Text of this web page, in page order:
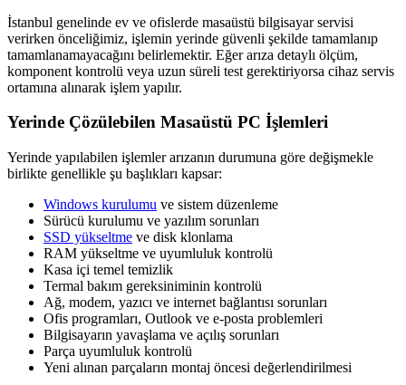
İstanbul genelinde ev ve ofislerde masaüstü bilgisayar servisi
verirken önceliğimiz, işlemin yerinde güvenli şekilde tamamlanıp
tamamlanamayacağını belirlemektir. Eğer arıza detaylı ölçüm,
komponent kontrolü veya uzun süreli test gerektiriyorsa cihaz servis
ortamına alınarak işlem yapılır.
Yerinde Çözülebilen Masaüstü PC İşlemleri
Yerinde yapılabilen işlemler arızanın durumuna göre değişmekle
birlikte genellikle şu başlıkları kapsar:
Windows kurulumu ve sistem düzenleme
Sürücü kurulumu ve yazılım sorunları
SSD yükseltme ve disk klonlama
RAM yükseltme ve uyumluluk kontrolü
Kasa içi temel temizlik
Termal bakım gereksiniminin kontrolü
Ağ, modem, yazıcı ve internet bağlantısı sorunları
Ofis programları, Outlook ve e-posta problemleri
Bilgisayarın yavaşlama ve açılış sorunları
Parça uyumluluk kontrolü
Yeni alınan parçaların montaj öncesi değerlendirilmesi